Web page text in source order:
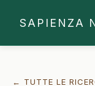
SAPIENZA
← TUTTE LE